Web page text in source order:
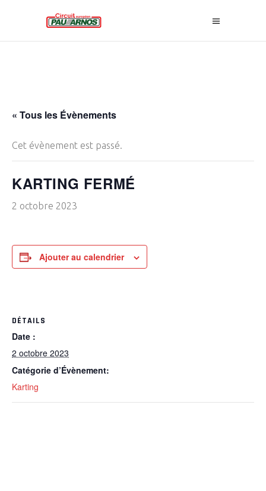
« Tous les Évènements
Cet évènement est passé.
KARTING FERMÉ
2 octobre 2023
Ajouter au calendrier
DÉTAILS
Date :
2 octobre 2023
Catégorie d’Évènement:
Karting